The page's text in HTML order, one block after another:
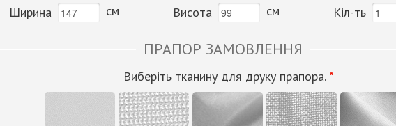
Ширина см Висота см Кіл-ть
ПРАПОР ЗАМОВЛЕННЯ
Виберіть тканину для друку прапора. *